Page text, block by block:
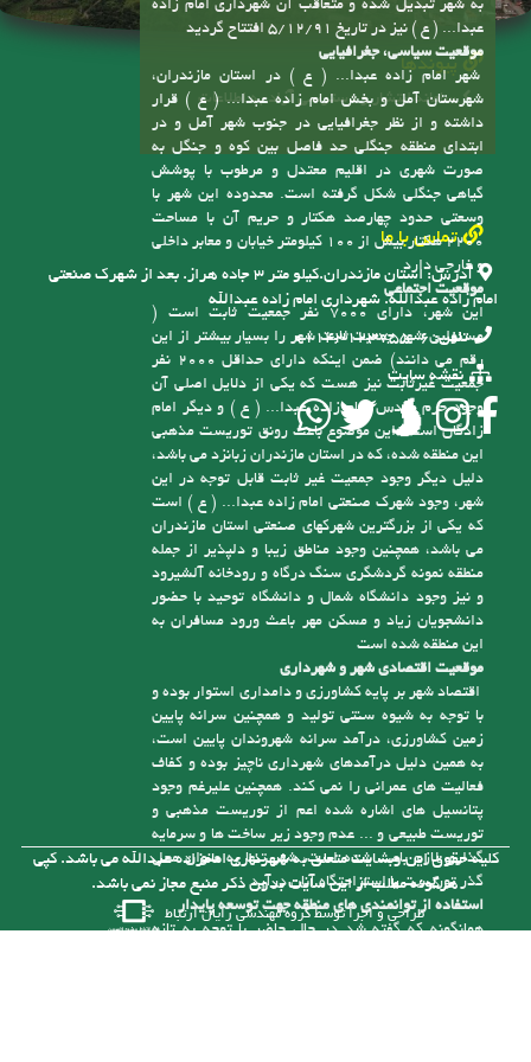
به شهر تبدیل شده و متعاقب آن شهرداری امام زاده
عبدا... ( ع ) نیز در تاریخ 5/12/91 افتتاح گردید
موقعیت سیاسی، جغرافیایی
شهر امام زاده عبدا... ( ع ) در استان مازندران،
شهرستان آمل و بخش امام زاده عبدا... ( ع ) قرار
داشته و از نظر جغرافیایی در جنوب شهر آمل و در
ابتدای منطقه جنگلی حد فاصل بین کوه و جنگل به
صورت شهری در اقلیم معتدل و مرطوب با پوشش
گیاهی جنگلی شکل گرفته است. محدوده این شهر با
وسعتی حدود چهارصد هکتار و حریم آن با مساحت
2200 هکتار بیش از 100 کیلومتر خیابان و معابر داخلی
و خارجی دارد
موقعیت اجتماعی
این شهر، دارای 7000 نفر جمعیت ثابت است (
مسئولین شهر جمعیت ثابت شهر را بسیار بیشتر از این
رقم می دانند) ضمن اینکه دارای حداقل 2000 نفر
جمعیت غیرثابت نیز هست که یکی از دلایل اصلی آن
وجود حرم مقدس امام زاده عبدا... ( ع ) و دیگر امام
زادگان است، این موضوع باعث رونق توریست مذهبی
این منطقه شده، که در استان مازندران زبانزد می باشد،
دلیل دیگر وجود جمعیت غیر ثابت قابل توجه در این
شهر، وجود شهرک صنعتی امام زاده عبدا... ( ع ) است
که یکی از بزرگترین شهرکهای صنعتی استان مازندران
می باشد، همچنین وجود مناطق زیبا و دلپذیر از جمله
منطقه نمونه گردشگری سنگ درگاه و رودخانه آلشیرود
و نیز وجود دانشگاه شمال و دانشگاه توحید با حضور
دانشجویان زیاد و مسکن مهر باعث ورود مسافران به
این منطقه شده است
موقعیت اقتصادی شهر و شهرداری
اقتصاد شهر بر پایه کشاورزی و دامداری استوار بوده و
با توجه به شیوه سنتی تولید و همچنین سرانه پایین
زمین کشاورزی، درآمد سرانه شهروندان پایین است،
به همین دلیل درآمدهای شهرداری ناچیز بوده و کفاف
فعالیت های عمرانی را نمی کند. همچنین علیرغم وجود
پتانسیل های اشاره شده اعم از توریست مذهبی و
توریست طبیعی و ... عدم وجود زیر ساخت ها و سرمایه
گذاری لازم باعث شده است، شهر تنها به عنوان محل
گذر توریست یا استراحتگاه آنان درآید
استفاده از توانمندی های منطقه جهت توسعه پایدار
همانگونه که گفته شد در حال حاضر با توجه به تازه
پیوندها
سامانه انتشار و دسترسی آزاد به اطلاعات
تماس با ما
آدرس:
استان مازندران.کیلو متر ۳ جاده هراز. بعد از شهرک صنعتی
امام زاده عبدالله. شهرداری امام زاده عبدالله
تلفن: 6-01143123755
نقشه سایت
کلیه حقوق این وبسایت متعلق به شهرداری امامزاده عبدالله می باشد. کپی
هرگونه مطلب از این سایت بدون ذکر منبع مجاز نمی باشد.
طراحی و اجرا توسطگروه مهندسی رایان ارتباط